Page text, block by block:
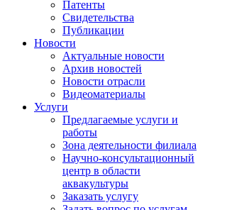
Патенты
Свидетельства
Публикации
Новости
Актуальные новости
Архив новостей
Новости отрасли
Видеоматериалы
Услуги
Предлагаемые услуги и
работы
Зона деятельности филиала
Научно-консультационный
центр в области
аквакультуры
Заказать услугу